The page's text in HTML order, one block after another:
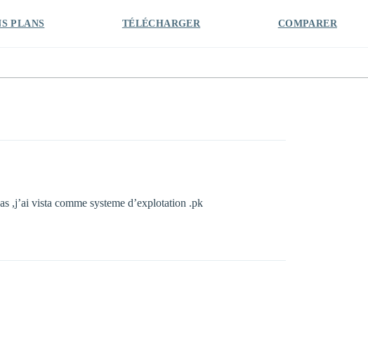
PLANS TÉLÉCHARGER COMPARER
,j’ai vista comme systeme d’explotation .pk